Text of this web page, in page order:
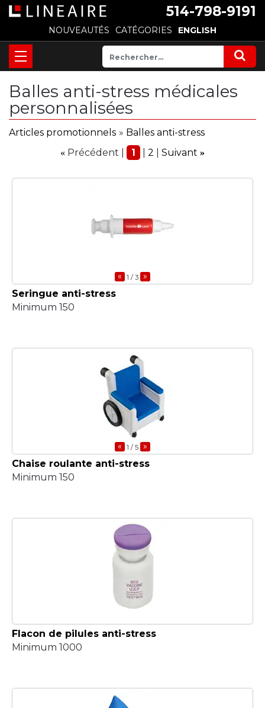
514-798-9191
NOUVEAUTÉS CATÉGORIES ENGLISH
Balles anti-stress médicales
personnalisées
Articles promotionnels » Balles anti-stress
« Précédent 1 2 Suivant »
« 1 / 3 »
Seringue anti-stress
Minimum 150
« 1 / 5 »
Chaise roulante anti-stress
Minimum 150
Flacon de pilules anti-stress
Minimum 1000